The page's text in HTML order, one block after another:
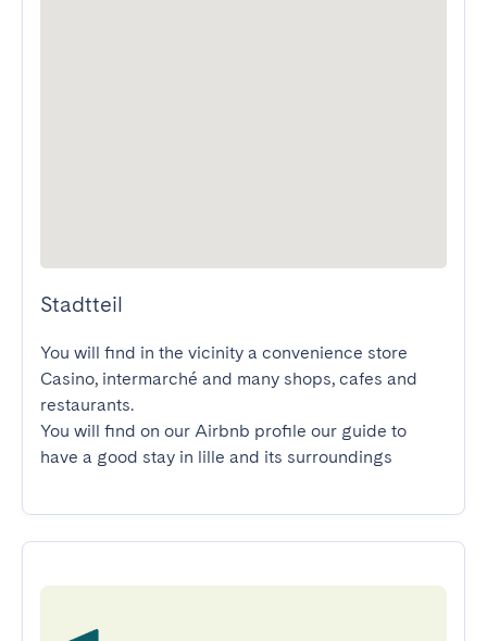
Stadtteil
You will find in the vicinity a convenience store
Casino, intermarché and many shops, cafes and
restaurants.
You will find on our Airbnb profile our guide to
have a good stay in lille and its surroundings